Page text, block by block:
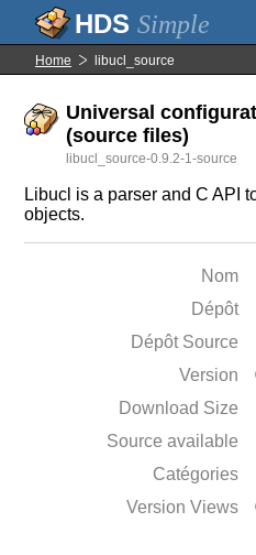
Simple
Home libucl_source
Universal
(source files)
libucl_source-0.9.2-1-source
Libucl is a parser and C API
objects.
Nom
Dépôt
Dépôt Source
Version
Download Size
Source available
Catégories
Version Views